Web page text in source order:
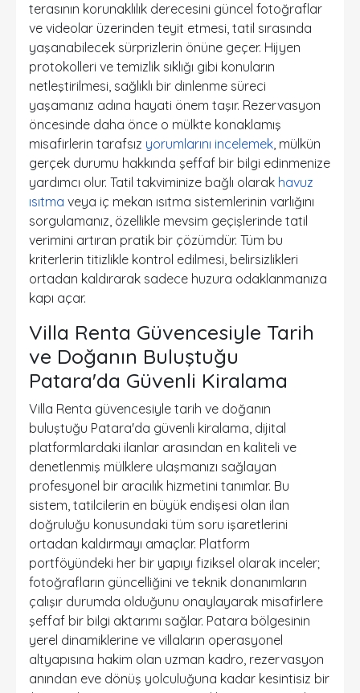
terasının korunaklılık derecesini güncel fotoğraflar
ve videolar üzerinden teyit etmesi, tatil sırasında
yaşanabilecek sürprizlerin önüne geçer. Hijyen
protokolleri ve temizlik sıklığı gibi konuların
netleştirilmesi, sağlıklı bir dinlenme süreci
yaşamanız adına hayati önem taşır. Rezervasyon
öncesinde daha önce o mülkte konaklamış
misafirlerin tarafsız yorumlarını incelemek, mülkün
gerçek durumu hakkında şeffaf bir bilgi edinmenize
yardımcı olur. Tatil takviminize bağlı olarak havuz
ısıtma veya iç mekan ısıtma sistemlerinin varlığını
sorgulamanız, özellikle mevsim geçişlerinde tatil
verimini artıran pratik bir çözümdür. Tüm bu
kriterlerin titizlikle kontrol edilmesi, belirsizlikleri
ortadan kaldırarak sadece huzura odaklanmanıza
kapı açar.
Villa Renta Güvencesiyle Tarih
ve Doğanın Buluştuğu
Patara'da Güvenli Kiralama
Villa Renta güvencesiyle tarih ve doğanın
buluştuğu Patara'da güvenli kiralama, dijital
platformlardaki ilanlar arasından en kaliteli ve
denetlenmiş mülklere ulaşmanızı sağlayan
profesyonel bir aracılık hizmetini tanımlar. Bu
sistem, tatilcilerin en büyük endişesi olan ilan
doğruluğu konusundaki tüm soru işaretlerini
ortadan kaldırmayı amaçlar. Platform
portföyündeki her bir yapıyı fiziksel olarak inceler;
fotoğrafların güncelliğini ve teknik donanımların
çalışır durumda olduğunu onaylayarak misafirlere
şeffaf bir bilgi aktarımı sağlar. Patara bölgesinin
yerel dinamiklerine ve villaların operasyonel
altyapısına hakim olan uzman kadro, rezervasyon
anından eve dönüş yolculuğuna kadar kesintisiz bir